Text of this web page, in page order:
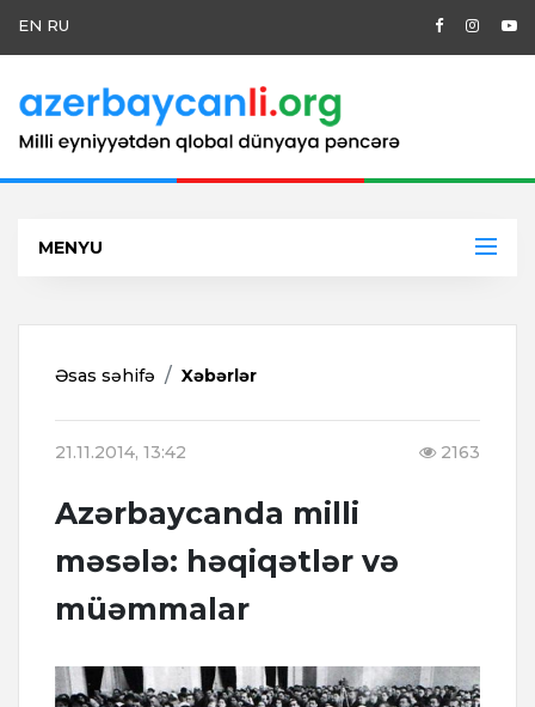
EN RU
MENYU
Əsas səhifə Xəbərlər
21.11.2014, 13:42 2163
Azərbaycanda milli
məsələ: həqiqətlər və
müəmmalar